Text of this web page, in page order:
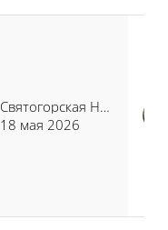
Святогорская Наталья Владимировна
18 мая 2026